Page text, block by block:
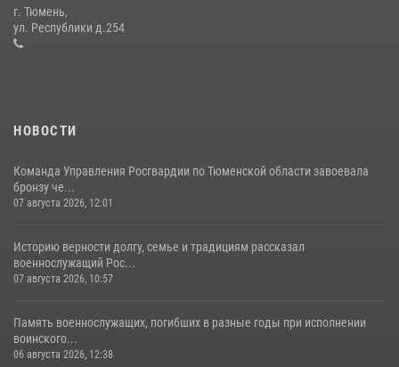
десантирования на Урале
16 июля 2026, 10:42
г. Тюмень,
ул. Республики д.254
НОВОСТИ
Команда Управления Росгвардии по Тюменской области завоевала
бронзу че...
07 августа 2026, 12:01
Историю верности долгу, семье и традициям рассказал
военнослужащий Рос...
07 августа 2026, 10:57
Память военнослужащих, погибших в разные годы при исполнении
воинского...
06 августа 2026, 12:38